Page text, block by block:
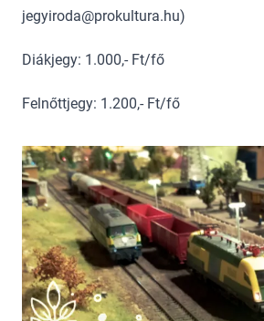
jegyiroda@prokultura.hu)
Diákjegy: 1.000,- Ft/fő
Felnőttjegy: 1.200,- Ft/fő